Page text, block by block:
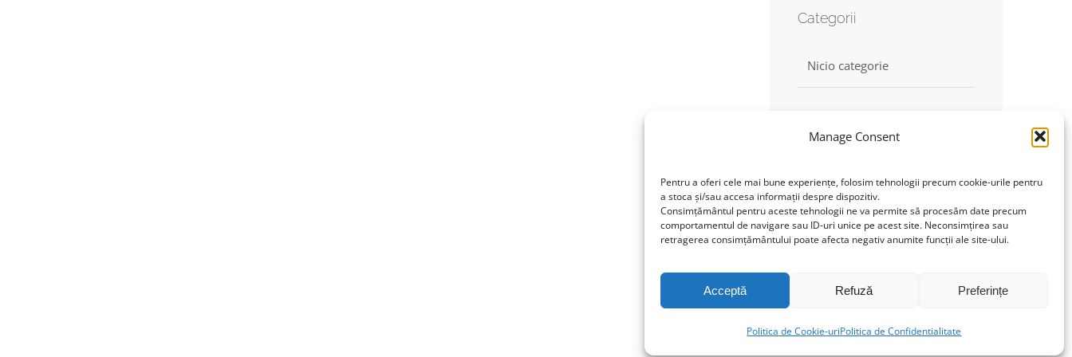
Manage Consent
Pentru a oferi cele mai bune experiențe, folosim tehnologii precum cookie-urile pentru
a stoca și/sau accesa informații despre dispozitiv.
Consimțământul pentru aceste tehnologii ne va permite să procesăm date precum
comportamentul de navigare sau ID-uri unice pe acest site. Neconsimțirea sau
retragerea consimțământului poate afecta negativ anumite funcții ale site-ului.
Acceptă Refuză Preferințe
Politica de Cookie-uriPolitica de Confidentialitate
Categorii
Nicio categorie
Find us on Facebook
Click to accept marketing
cookies and enable this